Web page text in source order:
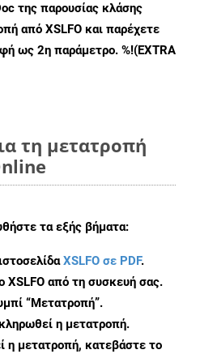
της παρουσίας κλάσης
από XSLFO και παρέχετε
ως 2η παράμετρο. %!(EXTRA
τη μετατροπή
τα εξής βήματα:
XSLFO σε PDF.
XSLFO από τη συσκευή σας.
“Μετατροπή”.
η μετατροπή.
η μετατροπή, κατεβάστε το